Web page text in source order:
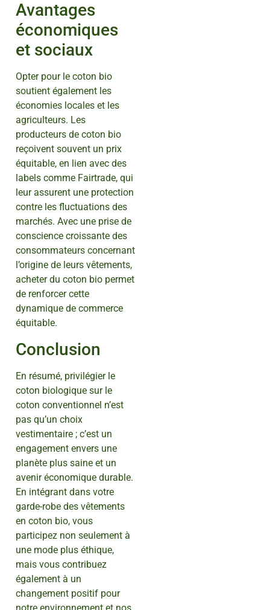
Avantages
économiques
et sociaux
Opter pour le coton bio
soutient également les
économies locales et les
agriculteurs. Les
producteurs de coton bio
reçoivent souvent un prix
équitable, en lien avec des
labels comme Fairtrade, qui
leur assurent une protection
contre les fluctuations des
marchés. Avec une prise de
conscience croissante des
consommateurs concernant
l’origine de leurs vêtements,
acheter du coton bio permet
de renforcer cette
dynamique de commerce
équitable.
Conclusion
En résumé, privilégier le
coton biologique sur le
coton conventionnel n’est
pas qu’un choix
vestimentaire ; c’est un
engagement envers une
planète plus saine et un
avenir économique durable.
En intégrant dans votre
garde-robe des vêtements
en coton bio, vous
participez non seulement à
une mode plus éthique,
mais vous contribuez
également à un
changement positif pour